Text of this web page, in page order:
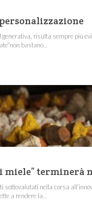
generativa, risulta sempre più
bastano...
miele” terminerà
sottovalutati nella corsa
a rendere la...